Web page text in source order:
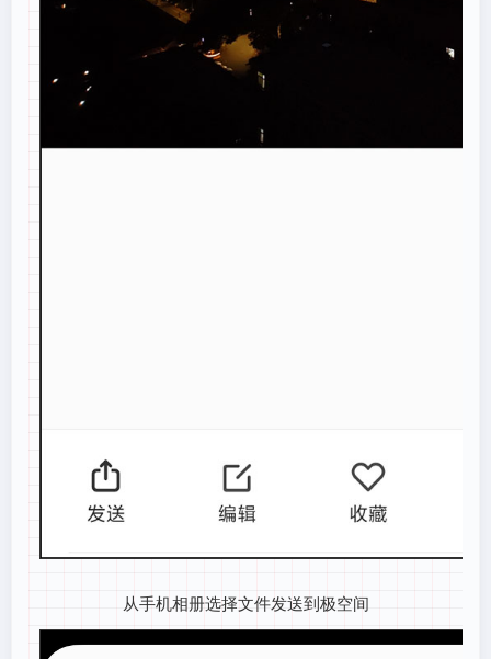
从手机相册选择文件发送到极空间